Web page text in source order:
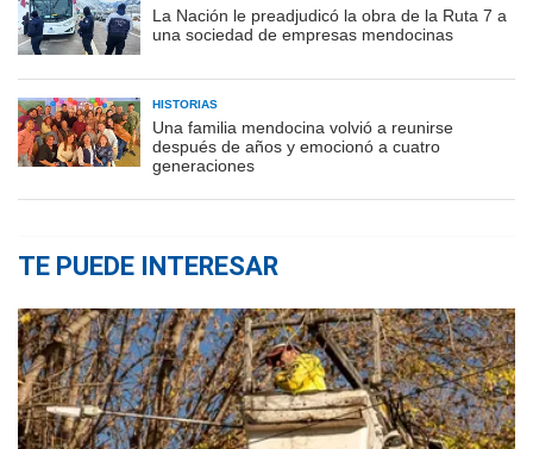
La Nación le preadjudicó la obra de la Ruta 7 a
una sociedad de empresas mendocinas
HISTORIAS
Una familia mendocina volvió a reunirse
después de años y emocionó a cuatro
generaciones
TE PUEDE INTERESAR